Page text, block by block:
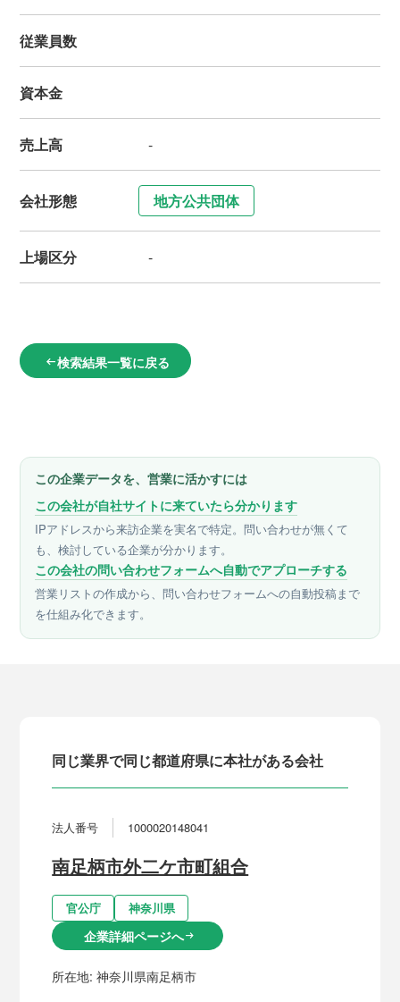
従業員数
資本金
売上高 -
会社形態 地方公共団体
上場区分 -
arrow_left_alt検索結果一覧に戻る
この企業データを、営業に活かすには
この会社が自社サイトに来ていたら分かります
IPアドレスから来訪企業を実名で特定。問い合わせが無くて
も、検討している企業が分かります。
この会社の問い合わせフォームへ自動でアプローチする
営業リストの作成から、問い合わせフォームへの自動投稿まで
を仕組み化できます。
同じ業界で同じ都道府県に本社がある会社
法人番号 1000020148041
南足柄市外二ケ市町組合
官公庁 神奈川県
企業詳細ページへarrow_right_alt
所在地:神奈川県南足柄市